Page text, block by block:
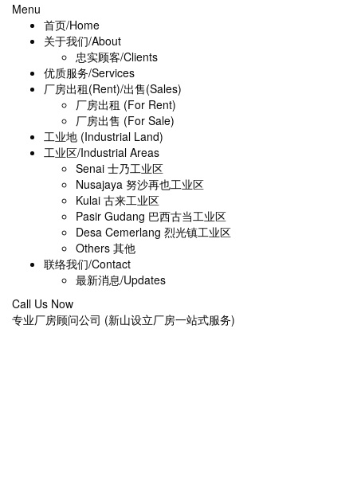
Menu
首页/Home
关于我们/About
忠实顾客/Clients
优质服务/Services
厂房出租(Rent)/出售(Sales)
厂房出租 (For Rent)
厂房出售 (For Sale)
工业地 (Industrial Land)
工业区/Industrial Areas
Senai 士乃工业区
Nusajaya 努沙再也工业区
Kulai 古来工业区
Pasir Gudang 巴西古当工业区
Desa Cemerlang 烈光镇工业区
Others 其他
联络我们/Contact
最新消息/Updates
Call Us Now
专业厂房顾问公司 (新山设立厂房一站式服务)